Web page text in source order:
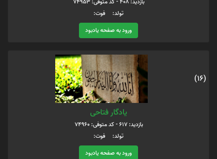
تولد: فوت:
ورود به صفحه یادبود
(16)
یادگار فتاحی
بازدید: 617 - کد متوفی: 74960
تولد: فوت:
ورود به صفحه یادبود